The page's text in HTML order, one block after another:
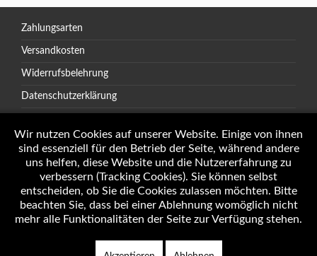
Zahlungsarten
Versandkosten
Widerrufsbelehrung
Datenschutzerklärung
Öffnungszeiten
Impressum
Wir nutzen Cookies auf unserer Website. Einige von ihnen
sind essenziell für den Betrieb der Seite, während andere
uns helfen, diese Website und die Nutzererfahrung zu
verbessern (Tracking Cookies). Sie können selbst
entscheiden, ob Sie die Cookies zulassen möchten. Bitte
beachten Sie, dass bei einer Ablehnung womöglich nicht
mehr alle Funktionalitäten der Seite zur Verfügung stehen.